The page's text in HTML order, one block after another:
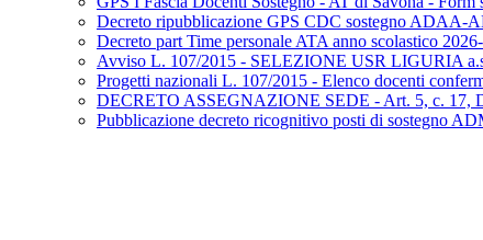
Decreto ripubblicazione GPS CDC sostegno ADAA-
Decreto part Time personale ATA anno scolastico
Avviso L. 107/2015 - SELEZIONE USR LIGURIA
Progetti nazionali L. 107/2015 - Elenco docenti
DECRETO ASSEGNAZIONE SEDE - Art. 5, c. 17,
Pubblicazione decreto ricognitivo posti di sostegno